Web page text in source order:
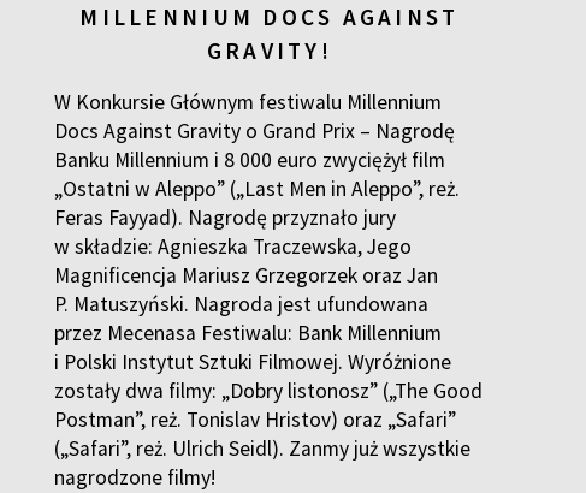
MILLENNIUM DOCS AGAINST
GRAVITY!
W Konkursie Głównym festiwalu Millennium
Docs Against Gravity o Grand Prix – Nagrodę
Banku Millennium i 8 000 euro zwyciężył film
„Ostatni w Aleppo” („Last Men in Aleppo”, reż.
Feras Fayyad). Nagrodę przyznało jury
w składzie: Agnieszka Traczewska, Jego
Magnificencja Mariusz Grzegorzek oraz Jan
P. Matuszyński. Nagroda jest ufundowana
przez Mecenasa Festiwalu: Bank Millennium
i Polski Instytut Sztuki Filmowej. Wyróżnione
zostały dwa filmy: „Dobry listonosz” („The Good
Postman”, reż. Tonislav Hristov) oraz „Safari”
(„Safari”, reż. Ulrich Seidl). Zanmy już wszystkie
nagrodzone filmy!